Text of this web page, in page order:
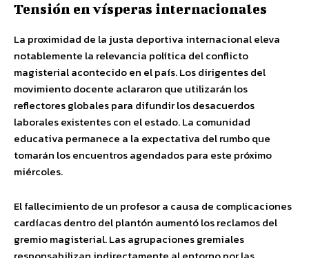
Tensión en vísperas internacionales
La proximidad de la justa deportiva internacional eleva
notablemente la relevancia política del conflicto
magisterial acontecido en el país. Los dirigentes del
movimiento docente aclararon que utilizarán los
reflectores globales para difundir los desacuerdos
laborales existentes con el estado. La comunidad
educativa permanece a la expectativa del rumbo que
tomarán los encuentros agendados para este próximo
miércoles.
El fallecimiento de un profesor a causa de complicaciones
cardíacas dentro del plantón aumentó los reclamos del
gremio magisterial. Las agrupaciones gremiales